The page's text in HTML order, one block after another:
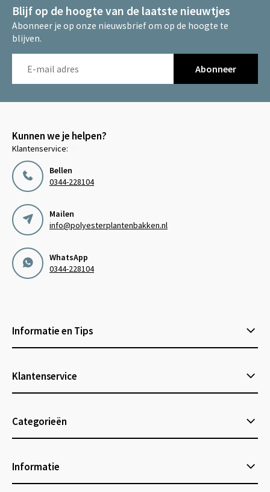
Blijf op de hoogte van de laatste nieuwtjes
Abonneer je op onze nieuwsbrief om op de hoogte te
blijven.
Abonneer
Kunnen we je helpen?
Klantenservice:
Bellen
0344-228104
Mailen
info@polyesterplantenbakken.nl
WhatsApp
0344-228104
Informatie en Tips
Klantenservice
Categorieën
Informatie